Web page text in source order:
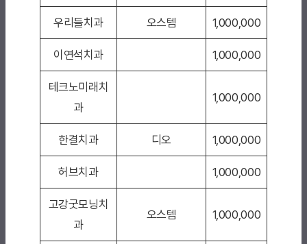
우리들치과 오스템 1,000,000
이연석치과 1,000,000
테크노미래치
과
1,000,000
한결치과 디오 1,000,000
허브치과 1,000,000
고강굿모닝치
과
오스템 1,000,000